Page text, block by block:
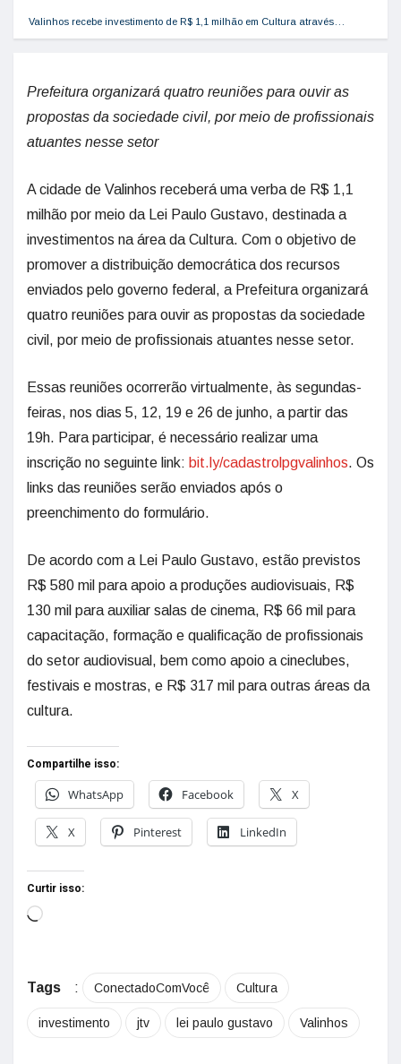
Valinhos recebe investimento de R$ 1,1 milhão em Cultura através…
Prefeitura organizará quatro reuniões para ouvir as
propostas da sociedade civil, por meio de profissionais
atuantes nesse setor
A cidade de Valinhos receberá uma verba de R$ 1,1
milhão por meio da Lei Paulo Gustavo, destinada a
investimentos na área da Cultura. Com o objetivo de
promover a distribuição democrática dos recursos
enviados pelo governo federal, a Prefeitura organizará
quatro reuniões para ouvir as propostas da sociedade
civil, por meio de profissionais atuantes nesse setor.
Essas reuniões ocorrerão virtualmente, às segundas-
feiras, nos dias 5, 12, 19 e 26 de junho, a partir das
19h. Para participar, é necessário realizar uma
inscrição no seguinte link: bit.ly/cadastrolpgvalinhos. Os
links das reuniões serão enviados após o
preenchimento do formulário.
De acordo com a Lei Paulo Gustavo, estão previstos
R$ 580 mil para apoio a produções audiovisuais, R$
130 mil para auxiliar salas de cinema, R$ 66 mil para
capacitação, formação e qualificação de profissionais
do setor audiovisual, bem como apoio a cineclubes,
festivais e mostras, e R$ 317 mil para outras áreas da
cultura.
Compartilhe isso:
WhatsApp
Facebook X
X Pinterest LinkedIn
Curtir isso:
Tags : ConectadoComVocê Cultura
investimento jtv lei paulo gustavo Valinhos